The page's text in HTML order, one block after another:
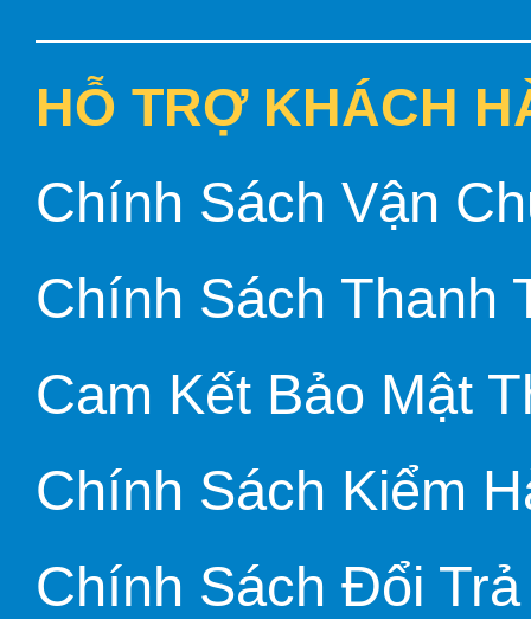
HỖ TRỢ KHÁCH
Chính Sách Vận
Chính Sách Thanh
Cam Kết Bảo Mật
Chính Sách Kiểm
Chính Sách Đổi Trả